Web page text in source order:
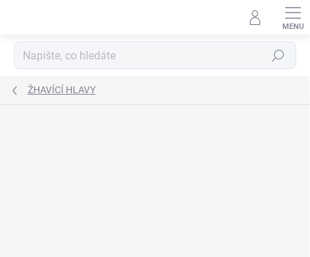
Hledat
ŽHAVÍCÍ HLAVY